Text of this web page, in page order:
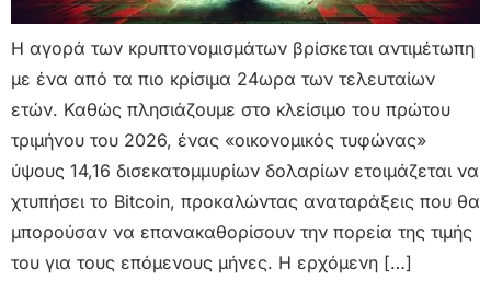
Η αγορά των κρυπτονομισμάτων βρίσκεται αντιμέτωπη
με ένα από τα πιο κρίσιμα 24ωρα των τελευταίων
ετών. Καθώς πλησιάζουμε στο κλείσιμο του πρώτου
τριμήνου του 2026, ένας «οικονομικός τυφώνας»
ύψους 14,16 δισεκατομμυρίων δολαρίων ετοιμάζεται να
χτυπήσει το Bitcoin, προκαλώντας αναταράξεις που θα
μπορούσαν να επανακαθορίσουν την πορεία της τιμής
του για τους επόμενους μήνες. Η ερχόμενη […]